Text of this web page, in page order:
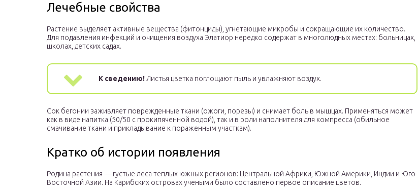
Лечебные свойства
Растение выделяет активные вещества (фитонциды), угнетающие микробы и сокращающие их количество.
Для подавления инфекций и очищения воздуха Элатиор нередко содержат в многолюдных местах: больницах,
школах, детских садах.
К сведению! Листья цветка поглощают пыль и увлажняют воздух.
Сок бегонии заживляет поврежденные ткани (ожоги, порезы) и снимает боль в мышцах. Применяться может
как в виде напитка (50/50 с прокипяченной водой), так и в роли наполнителя для компресса (обильное
смачивание ткани и прикладывание к пораженным участкам).
Кратко об истории появления
Родина растения — густые леса теплых южных регионов: Центральной Африки, Южной Америки, Индии и Юго-
Восточной Азии. На Карибских островах учеными было составлено первое описание цветов.